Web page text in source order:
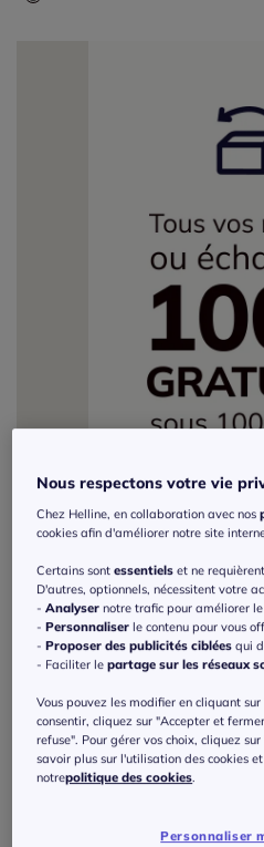
Nous respectons votre vie
Chez Helline, en collaboration avec nos
cookies afin d'améliorer notre site
Certains sontessentiels et ne
D'autres, optionnels, nécessitent votre
-Analyser notre trafic pour améliorer
-Personnaliser le contenu pour vous
-Proposer des publicités ciblées qui
- Faciliter lepartage sur les réseaux
Vous pouvez les modifier en cliquant sur
consentir, cliquez sur "Accepter et
refuse". Pour gérer vos choix, cliquez
savoir plus sur l'utilisation des cookies
notrepolitique des cookies.
Personnaliser